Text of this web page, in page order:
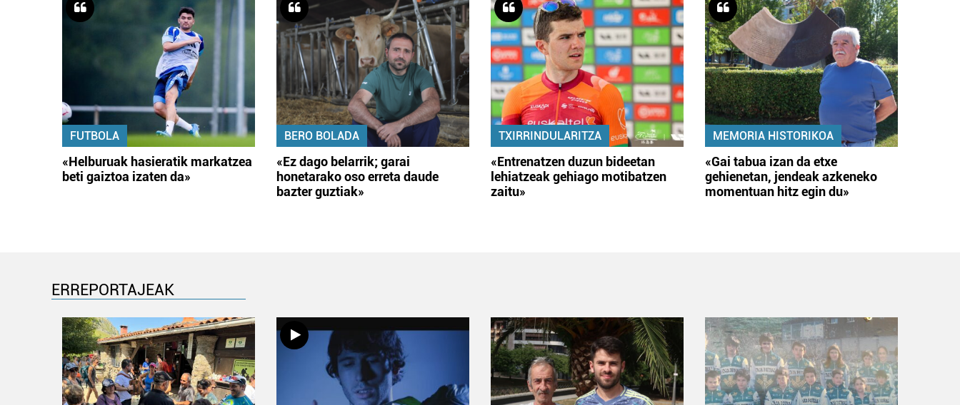
FUTBOLA
«Helburuak hasieratik markatzea
beti gaiztoa izaten da»
BERO BOLADA
«Ez dago belarrik; garai
honetarako oso erreta daude
bazter guztiak»
TXIRRINDULARITZA
«Entrenatzen duzun bideetan
lehiatzeak gehiago motibatzen
zaitu»
MEMORIA HISTORIKOA
«Gai tabua izan da etxe
gehienetan, jendeak azkeneko
momentuan hitz egin du»
ERREPORTAJEAK